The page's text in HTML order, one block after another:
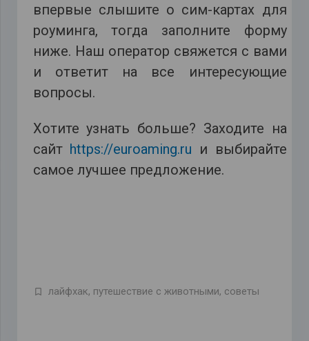
впервые слышите о сим-картах для
роуминга, тогда заполните форму
ниже. Наш оператор свяжется с вами
и ответит на все интересующие
вопросы.
Хотите узнать больше? Заходите на
сайт https://euroaming.ru и выбирайте
самое лучшее предложение.
лайфхак, путешествие с животными, советы